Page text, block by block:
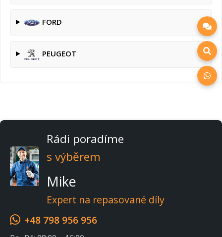
FORD
PEUGEOT
Rádi poradíme
s výběrem
Mike
Expert na repasované díly
+48 798 956 956